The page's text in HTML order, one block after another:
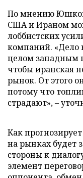
По мнению
США и Ираном
лоббистских
компаний. «Дело
целом западным
чтобы иранская
рынок. От этого
потому что
страдают», –
Как
на рынках будет
стороны к
элемент